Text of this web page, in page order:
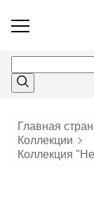
Открыть
Главная
Коллекции
Коллекция